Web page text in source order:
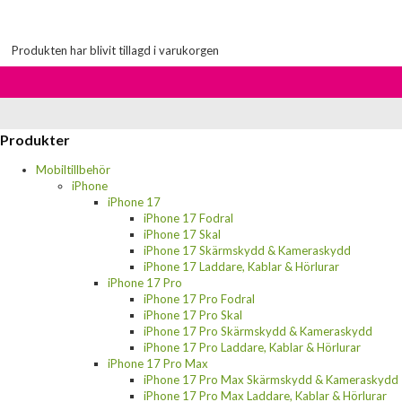
Produkten har blivit tillagd i varukorgen
Produkter
Mobiltillbehör
iPhone
iPhone 17
iPhone 17 Fodral
iPhone 17 Skal
iPhone 17 Skärmskydd & Kameraskydd
iPhone 17 Laddare, Kablar & Hörlurar
iPhone 17 Pro
iPhone 17 Pro Fodral
iPhone 17 Pro Skal
iPhone 17 Pro Skärmskydd & Kameraskydd
iPhone 17 Pro Laddare, Kablar & Hörlurar
iPhone 17 Pro Max
iPhone 17 Pro Max Skärmskydd & Kameraskydd
iPhone 17 Pro Max Laddare, Kablar & Hörlurar